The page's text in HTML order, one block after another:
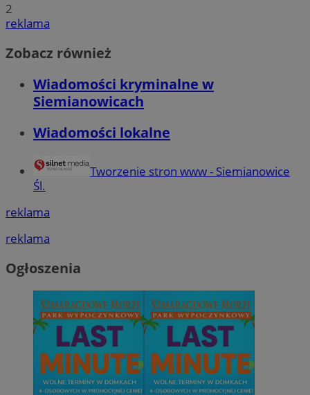
2
reklama
Zobacz również
Wiadomości kryminalne w
Siemianowicach
Wiadomości lokalne
Tworzenie stron www - Siemianowice
Śl.
reklama
reklama
Ogłoszenia